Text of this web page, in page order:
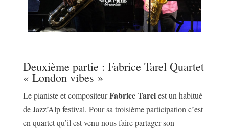
Deuxième partie : Fabrice Tarel Quartet
« London vibes »
Le pianiste et compositeurFabrice Tarelest un habitué
de Jazz’Alp festival. Pour sa troisième participation c’est
en quartet qu’il est venu nous faire partager son